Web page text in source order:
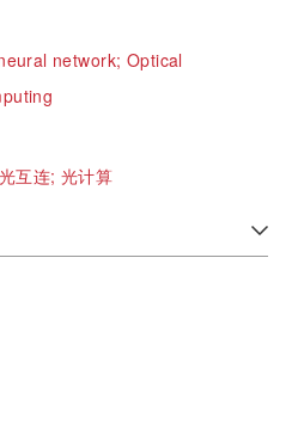
network; Optical
光互连;光计算